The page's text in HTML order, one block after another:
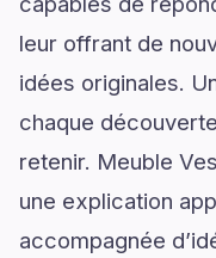
leur offrant de
idées originales.
chaque
retenir. Meuble
une explication
accompagnée